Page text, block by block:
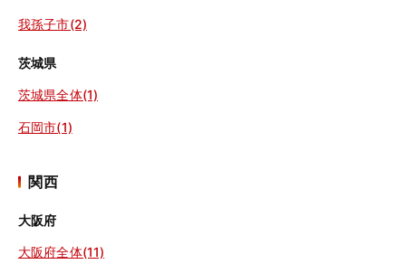
我孫子市(2)
茨城県
茨城県全体(1)
石岡市(1)
関西
大阪府
大阪府全体(11)